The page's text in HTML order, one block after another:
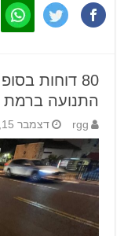
80 דוחות
התנועה ברמת
rgg דצמבר 15, 2024